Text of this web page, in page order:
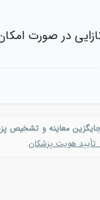
در صورت
معاینه و تشخیص
تأیید هویت پزشکان.